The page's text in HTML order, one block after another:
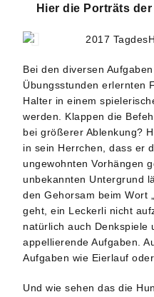
Hier die Porträts
Bei den diversen
Übungsstunden erlernten
Halter in einem
werden. Klappen die
bei größerer Ablenkung?
in sein Herrchen, dass er
ungewohnten Vorhängen
unbekannten Untergrund
den Gehorsam beim Wort
geht, ein Leckerli nicht
natürlich auch Denkspiele
appellierende Aufgaben.
Aufgaben wie Eierlauf
Und wie sehen das die